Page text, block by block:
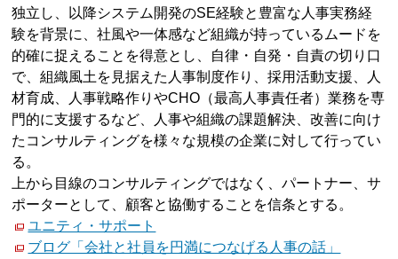
独立し、以降システム開発のSE経験と豊富な人事実務経
験を背景に、社風や一体感など組織が持っているムードを
的確に捉えることを得意とし、自律・自発・自責の切り口
で、組織風土を見据えた人事制度作り、採用活動支援、人
材育成、人事戦略作りやCHO（最高人事責任者）業務を専
門的に支援するなど、人事や組織の課題解決、改善に向け
たコンサルティングを様々な規模の企業に対して行ってい
る。
上から目線のコンサルティングではなく、パートナー、サ
ポーターとして、顧客と協働することを信条とする。
ユニティ・サポート
ブログ「会社と社員を円満につなげる人事の話」